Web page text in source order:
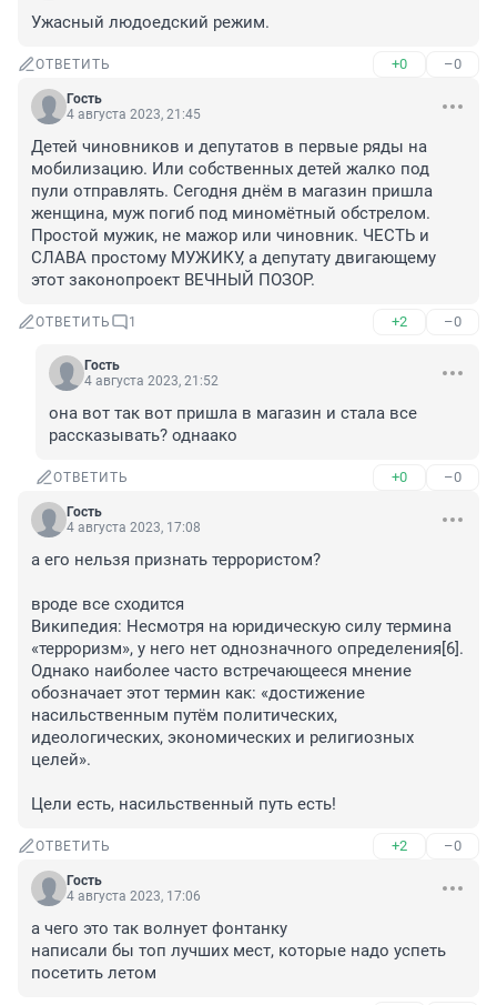
Ужасный людоедский режим.
ОТВЕТИТЬ +0 –0
Гость
4 августа 2023, 21:45
Детей чиновников и депутатов в первые ряды на
мобилизацию. Или собственных детей жалко под
пули отправлять. Сегодня днём в магазин пришла
женщина, муж погиб под миномётный обстрелом.
Простой мужик, не мажор или чиновник. ЧЕСТЬ и
СЛАВА простому МУЖИКУ, а депутату двигающему
этот законопроект ВЕЧНЫЙ ПОЗОР.
ОТВЕТИТЬ 1 +2 –0
Гость
4 августа 2023, 21:52
она вот так вот пришла в магазин и стала все
рассказывать? однаако
ОТВЕТИТЬ +0 –0
Гость
4 августа 2023, 17:08
а его нельзя признать террористом?
вроде все сходится
Википедия: Несмотря на юридическую силу термина
«терроризм», у него нет однозначного определения[6].
Однако наиболее часто встречающееся мнение
обозначает этот термин как: «достижение
насильственным путём политических,
идеологических, экономических и религиозных
целей».
Цели есть, насильственный путь есть!
ОТВЕТИТЬ +2 –0
Гость
4 августа 2023, 17:06
а чего это так волнует фонтанку
написали бы топ лучших мест, которые надо успеть
посетить летом